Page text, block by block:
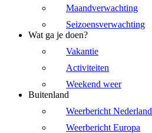
Maandverwachting
Seizoensverwachting
Wat ga je doen?
Vakantie
Activiteiten
Weekend weer
Buitenland
Weerbericht Nederland
Weerbericht Europa